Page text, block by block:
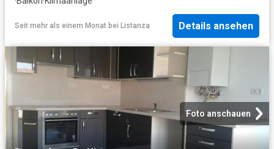
Seit mehr als einem Monat bei Listanza Details ansehen
Foto anschauen